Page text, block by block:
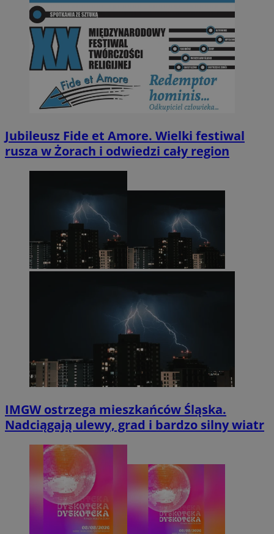
Jubileusz Fide et Amore. Wielki festiwal
rusza w Żorach i odwiedzi cały region
IMGW ostrzega mieszkańców Śląska.
Nadciągają ulewy, grad i bardzo silny wiatr